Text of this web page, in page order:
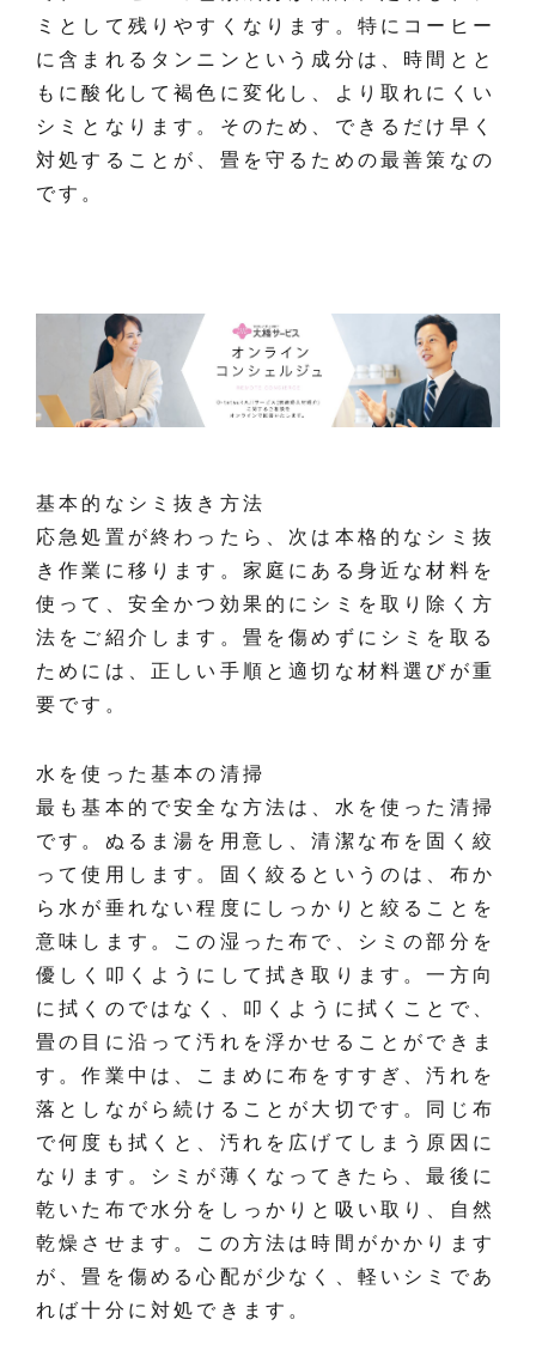
ミとして残りやすくなります。特にコーヒー
に含まれるタンニンという成分は、時間とと
もに酸化して褐色に変化し、より取れにくい
シミとなります。そのため、できるだけ早く
対処することが、畳を守るための最善策なの
です。
基本的なシミ抜き方法
応急処置が終わったら、次は本格的なシミ抜
き作業に移ります。家庭にある身近な材料を
使って、安全かつ効果的にシミを取り除く方
法をご紹介します。畳を傷めずにシミを取る
ためには、正しい手順と適切な材料選びが重
要です。
水を使った基本の清掃
最も基本的で安全な方法は、水を使った清掃
です。ぬるま湯を用意し、清潔な布を固く絞
って使用します。固く絞るというのは、布か
ら水が垂れない程度にしっかりと絞ることを
意味します。この湿った布で、シミの部分を
優しく叩くようにして拭き取ります。一方向
に拭くのではなく、叩くように拭くことで、
畳の目に沿って汚れを浮かせることができま
す。作業中は、こまめに布をすすぎ、汚れを
落としながら続けることが大切です。同じ布
で何度も拭くと、汚れを広げてしまう原因に
なります。シミが薄くなってきたら、最後に
乾いた布で水分をしっかりと吸い取り、自然
乾燥させます。この方法は時間がかかります
が、畳を傷める心配が少なく、軽いシミであ
れば十分に対処できます。